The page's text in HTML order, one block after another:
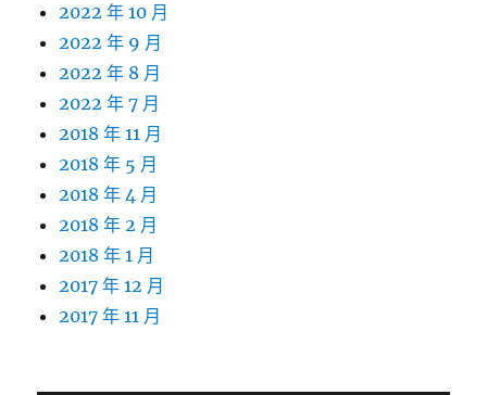
2022 年 10 月
2022 年 9 月
2022 年 8 月
2022 年 7 月
2018 年 11 月
2018 年 5 月
2018 年 4 月
2018 年 2 月
2018 年 1 月
2017 年 12 月
2017 年 11 月